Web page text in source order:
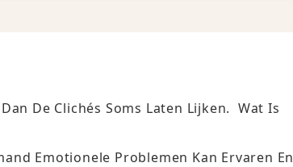
De Clichés Soms Laten Lijken. Wat Is
Emotionele Problemen Kan Ervaren En